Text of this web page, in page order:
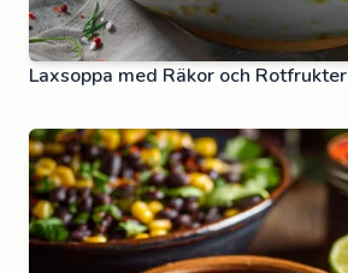
Laxsoppa med Räkor och Rotfrukter